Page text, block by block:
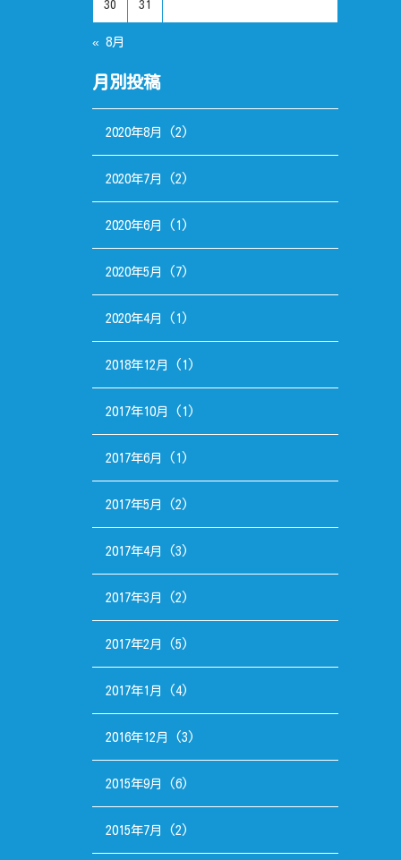
30 31
« 8月
月別投稿
2020年8月 (2)
2020年7月 (2)
2020年6月 (1)
2020年5月 (7)
2020年4月 (1)
2018年12月 (1)
2017年10月 (1)
2017年6月 (1)
2017年5月 (2)
2017年4月 (3)
2017年3月 (2)
2017年2月 (5)
2017年1月 (4)
2016年12月 (3)
2015年9月 (6)
2015年7月 (2)